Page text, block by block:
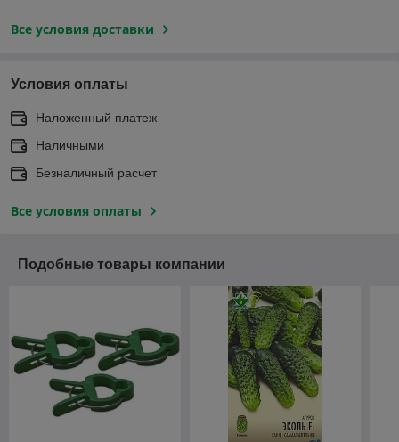
Все условия доставки
Условия оплаты
Наложенный платеж
Наличными
Безналичный расчет
Все условия оплаты
Подобные товары компании